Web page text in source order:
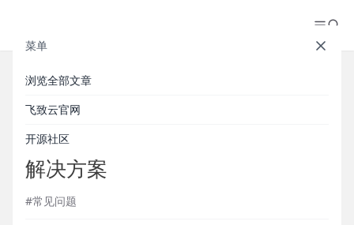
菜单
浏览全部文章
飞致云官网
开源社区
【常见问题】磁盘空间不足导致
Doris-fe 显示 unhealthy 状态的
解决方案
#常见问题